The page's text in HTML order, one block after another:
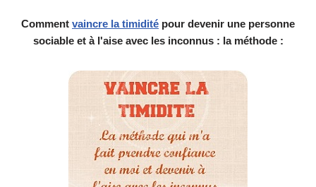
Comment vaincre la timidité pour devenir une personne
sociable et à l'aise avec les inconnus : la méthode :